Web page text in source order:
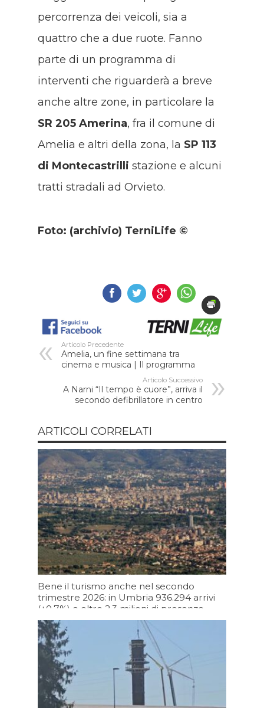
percorrenza dei veicoli, sia a
quattro che a due ruote. Fanno
parte di un programma di
interventi che riguarderà a breve
anche altre zone, in particolare la
SR 205 Amerina, fra il comune di
Amelia e altri della zona, la SP 113
di Montecastrilli stazione e alcuni
tratti stradali ad Orvieto.
Foto: (archivio) TerniLife ©
Articolo Precedente
Amelia, un fine settimana tra
cinema e musica | Il programma
Articolo Successivo
A Narni “Il tempo è cuore”, arriva il
secondo defibrillatore in centro
ARTICOLI CORRELATI
Bene il turismo anche nel secondo
trimestre 2026: in Umbria 936.294 arrivi
(+0,7%) e oltre 2,3 milioni di presenze
(+2,5%)
Oggi 11:09